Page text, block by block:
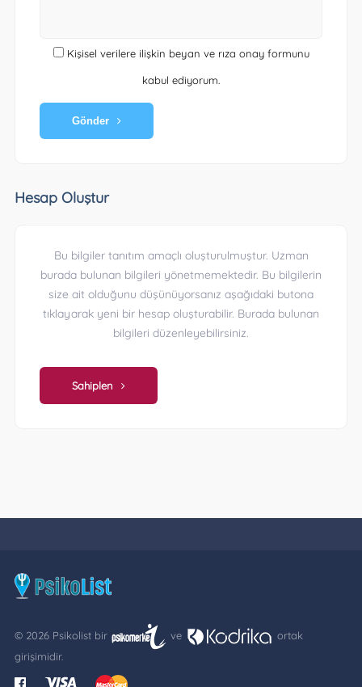
Kişisel verilere ilişkin beyan ve rıza onay formunu
kabul ediyorum.
Gönder
Hesap Oluştur
Bu bilgiler tanıtım amaçlı oluşturulmuştur. Uzman
burada bulunan bilgileri yönetmemektedir. Bu bilgilerin
size ait olduğunu düşünüyorsanız aşağıdaki butona
tıklayarak yeni bir hesap oluşturabilir. Burada bulunan
bilgileri düzenleyebilirsiniz.
Sahiplen
© 2026 Psikolist bir ve
ortak
girişimidir.